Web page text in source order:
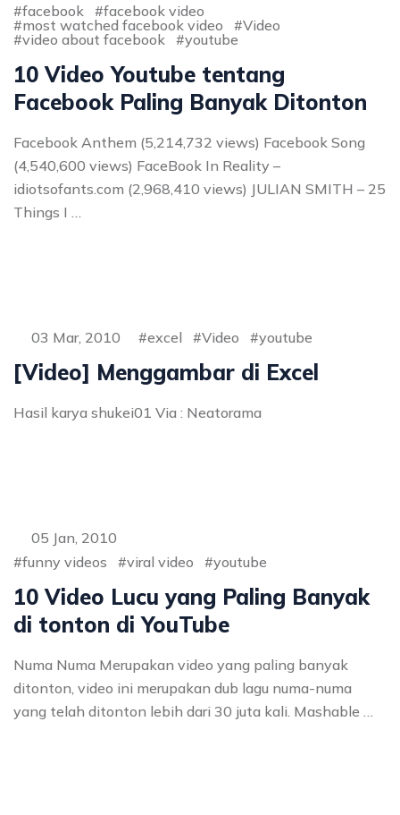
facebook
facebook video
most watched facebook video
Video
video about facebook
youtube
10 Video Youtube tentang
Facebook Paling Banyak Ditonton
Facebook Anthem (5,214,732 views) Facebook Song
(4,540,600 views) FaceBook In Reality –
idiotsofants.com (2,968,410 views) JULIAN SMITH – 25
Things I …
03 Mar, 2010 excel Video youtube
[Video] Menggambar di Excel
Hasil karya shukei01 Via : Neatorama
05 Jan, 2010
funny videos
viral video youtube
10 Video Lucu yang Paling Banyak
di tonton di YouTube
Numa Numa Merupakan video yang paling banyak
ditonton, video ini merupakan dub lagu numa-numa
yang telah ditonton lebih dari 30 juta kali. Mashable …